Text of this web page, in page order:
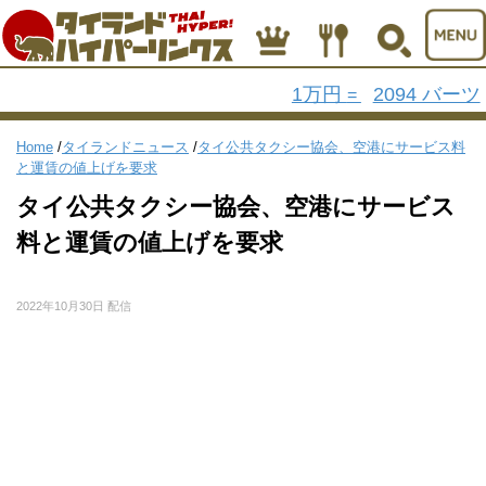
1万円 = 2094 バーツ
Home /タイランドニュース /タイ公共タクシー協会、空港にサービス料
と運賃の値上げを要求
タイ公共タクシー協会、空港にサービス
料と運賃の値上げを要求
2022年10月30日 配信